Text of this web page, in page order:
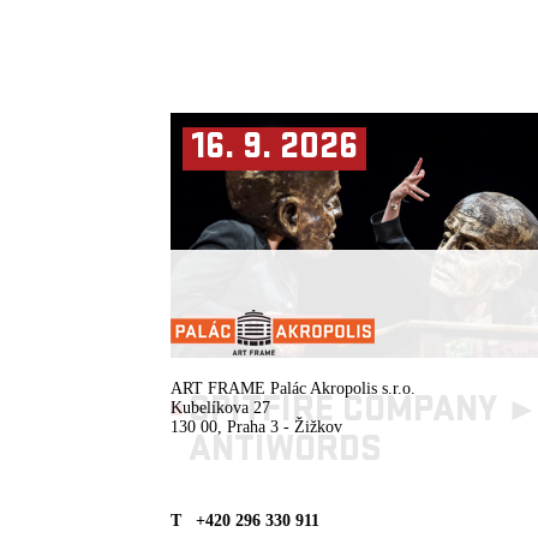
16. 9. 2026
ENG SUBTITLES
SPITFIRE COMPANY ►
ANTIWORDS
ART FRAME Palác Akropolis s.r.o.
Kubelíkova 27
130 00, Praha 3 - Žižkov
T +420 296 330 911